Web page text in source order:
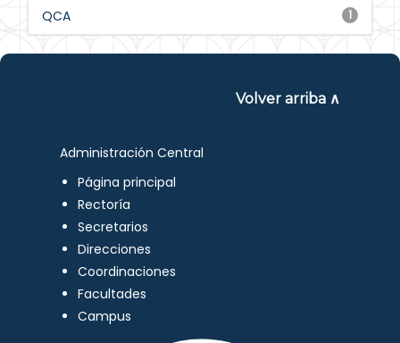
1
QCA
Volver arriba ∧
Administración Central
Página principal
Rectoría
Secretarios
Direcciones
Coordinaciones
Facultades
Campus